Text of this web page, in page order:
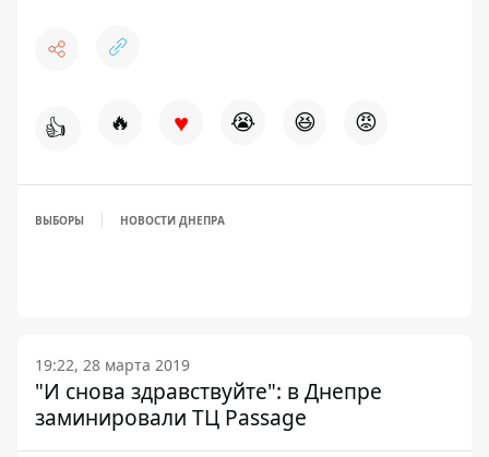
👍 🔥 ♥ 😭 😆 😡
ВЫБОРЫ НОВОСТИ ДНЕПРА
19:22, 28 марта 2019
"И снова здравствуйте": в Днепре
заминировали ТЦ Passage